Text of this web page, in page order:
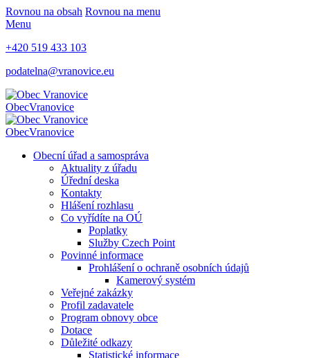
Rovnou na obsah Rovnou na menu
Menu
+420 519 433 103
podatelna@vranovice.eu
ObecVranovice
ObecVranovice
Obecní úřad a samospráva
Aktuality z úřadu
Úřední deska
Kontakty
Hlášení rozhlasu
Co vyřídíte na OÚ
Poplatky
Služby Czech Point
Povinné informace
Prohlášení o ochraně osobních údajů
Kamerový systém
Veřejné zakázky
Profil zadavatele
Program obnovy obce
Dotace
Důležité odkazy
Statistické informace